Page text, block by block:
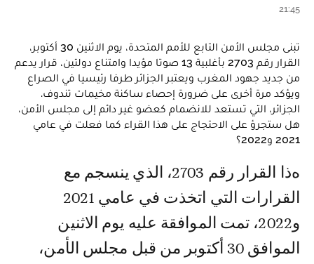
21:45
تبنى مجلس الأمن التابع للأمم المتحدة، يوم الاثنين 30 أكتوبر،
القرار رقم 2703 بأغلبية 13 صوتا مؤيدا وامتناع دولتين، قرار يدعم
من جديد جهود المغرب ويعتبر الجزائر طرفا رئيسيا في الصراع
ويؤكد مرة أخرى على ضرورة إحصاء ساكنة مخيمات تندوف.
الجزائر، التي تستعد للانضمام كعضو غير دائم إلى مجلس الأمن،
هل ستجرؤ على الاحتجاج على هذا القراء كما فعلت في عامي
2021 و2022؟
هذا القرار رقم 2703، الذي ينسجم مع
القرارات التي اتخذت في عامي 2021
و2022، تمت الموافقة عليه يوم الاثنين
الموافق 30 أكتوبر من قبل مجلس الأمن،